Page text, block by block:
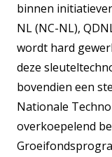
binnen
NL (NC-NL),
wordt hard
deze
bovendien een
Nationale
overkoepelend